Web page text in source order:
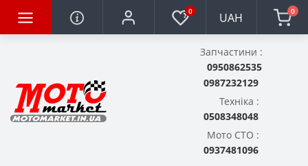
0 UAH 0
Запчастини :
0950862535
0987232129
Техніка :
0508348048
Мото СТО :
0937481096